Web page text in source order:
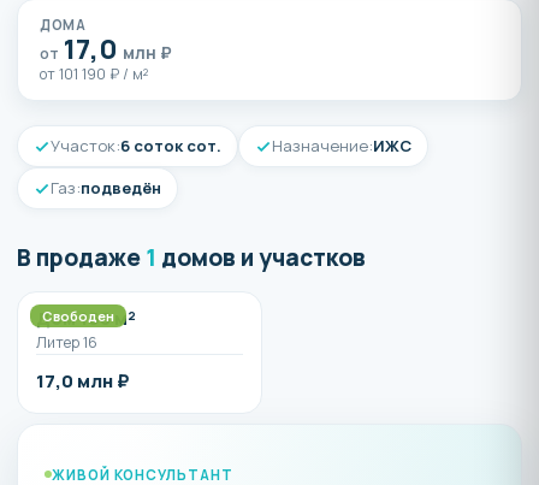
ДОМА
от 17,0 млн ₽
от 101 190 ₽ / м²
Участок:6 соток сот. Назначение:ИЖС
Газ:подведён
В продаже1 домов и участков
Свободен
Дом 168 м²
Литер 16
17,0 млн ₽
ЖИВОЙ КОНСУЛЬТАНТ